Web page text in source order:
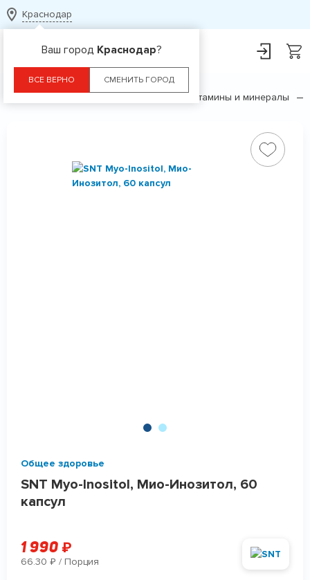
Краснодар
Ваш город Краснодар?
ВСЕ ВЕРНО СМЕНИТЬ ГОРОД
Витамины и минералы
Общее здоровье
SNT Myo-Inositol, Мио-Инозитол, 60
капсул
1 990 ₽
66.30 ₽ / Порция